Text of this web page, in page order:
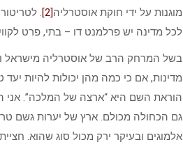
מוגנות על ידי חוקת אוסטרליה[2]
.
לכל מדינה יש פרלמנט דו – בתי, פרט
בשל המרחק הרב של אוסטרליה מישראל
הוראת השם היא “ארצה של המלכה”. אני
גם הכחולה מכולם. ארץ של יערות גשם
אלמוגים ובעיקר ירק מכול סוג שהוא.